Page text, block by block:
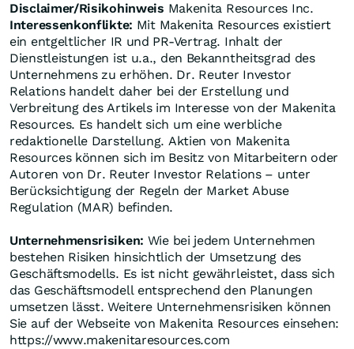
Disclaimer/Risikohinweis Makenita Resources Inc.
Interessenkonflikte: Mit Makenita Resources existiert
ein entgeltlicher IR und PR-Vertrag. Inhalt der
Dienstleistungen ist u.a., den Bekanntheitsgrad des
Unternehmens zu erhöhen. Dr. Reuter Investor
Relations handelt daher bei der Erstellung und
Verbreitung des Artikels im Interesse von der Makenita
Resources. Es handelt sich um eine werbliche
redaktionelle Darstellung. Aktien von Makenita
Resources können sich im Besitz von Mitarbeitern oder
Autoren von Dr. Reuter Investor Relations – unter
Berücksichtigung der Regeln der Market Abuse
Regulation (MAR) befinden.
Unternehmensrisiken: Wie bei jedem Unternehmen
bestehen Risiken hinsichtlich der Umsetzung des
Geschäftsmodells. Es ist nicht gewährleistet, dass sich
das Geschäftsmodell entsprechend den Planungen
umsetzen lässt. Weitere Unternehmensrisiken können
Sie auf der Webseite von Makenita Resources einsehen:
https://www.makenitaresources.com